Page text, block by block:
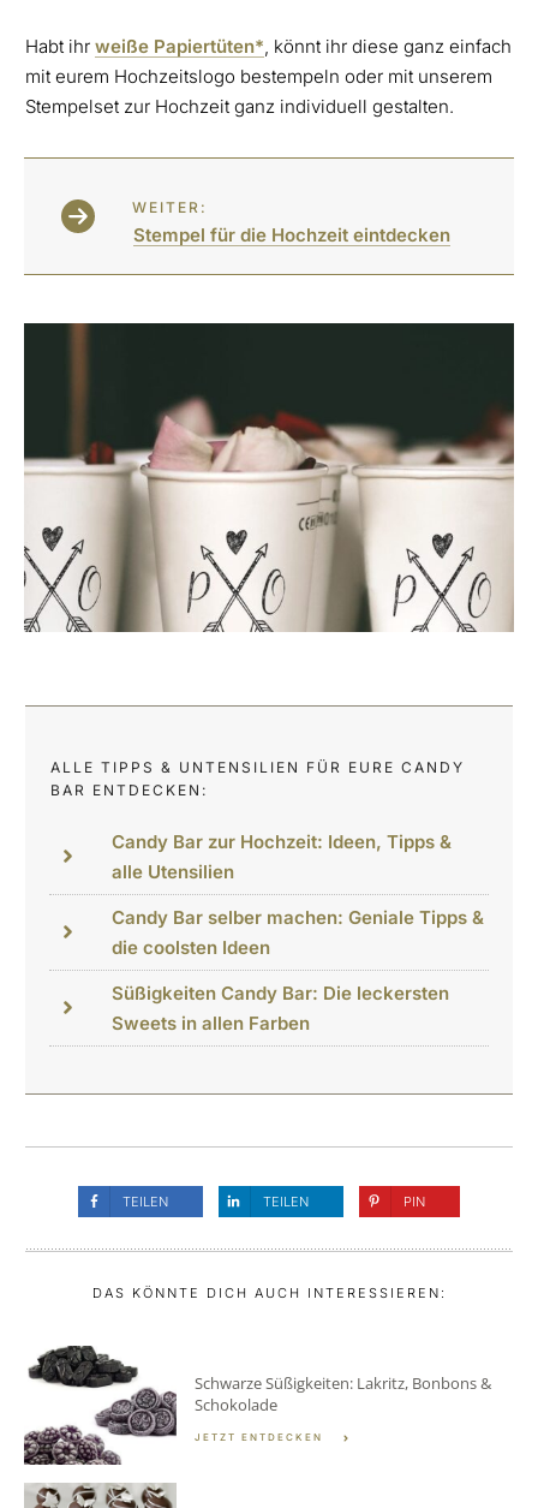
Habt ihr weiße Papiertüten*, könnt ihr diese ganz einfach
mit eurem Hochzeitslogo bestempeln oder mit unserem
Stempelset zur Hochzeit ganz individuell gestalten.
WEITER:
Stempel für die Hochzeit eintdecken
ALLE TIPPS & UNTENSILIEN FÜR EURE CANDY
BAR ENTDECKEN:
Candy Bar zur Hochzeit: Ideen, Tipps &
alle Utensilien
Candy Bar selber machen: Geniale Tipps &
die coolsten Ideen
Süßigkeiten Candy Bar: Die leckersten
Sweets in allen Farben
TEILEN TEILEN PIN
DAS KÖNNTE DICH AUCH INTERESSIEREN:
Schwarze Süßigkeiten: Lakritz, Bonbons &
Schokolade
JETZT ENTDECKEN